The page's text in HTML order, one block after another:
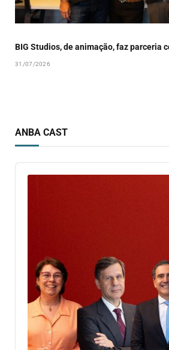
BIG Studios, de animação, faz parceria
31/07/2026
ANBA CAST
Audio
Player